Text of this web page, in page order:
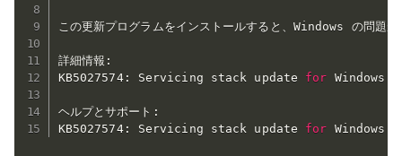
この更新プログラムをインストールすると、Windows の問題
詳細情報:
KB5027574: Servicing stack update for Windows
ヘルプとサポート:
KB5027574: Servicing stack update for